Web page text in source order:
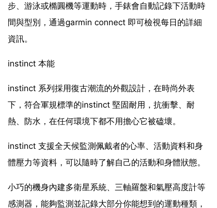
步、游泳或橢圓機等運動時，手錶會自動記錄下活動時
間與型別，通過garmin connect 即可檢視每日的詳細
資訊。
instinct 本能
instinct 系列採用復古潮流的外觀設計，在時尚外表
下，符合軍規標準的instinct 堅固耐用，抗衝擊、耐
熱、防水，在任何環境下都不用擔心它被磕壞。
instinct 支援全天候監測佩戴者的心率、活動資料和身
體壓力等資料，可以隨時了解自己的活動和身體狀態。
小巧的機身內建多衛星系統、三軸羅盤和氣壓高度計等
感測器，能夠監測並記錄大部分你能想到的運動種類，